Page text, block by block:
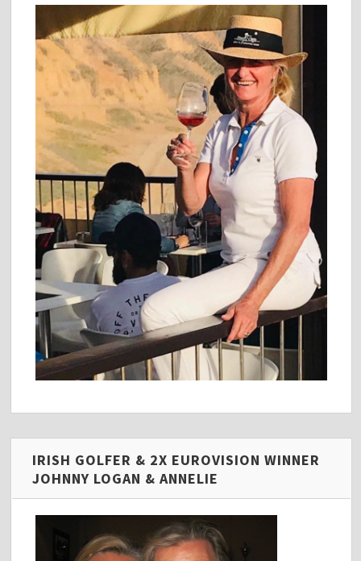
IRISH GOLFER & 2X EUROVISION WINNER
JOHNNY LOGAN & ANNELIE